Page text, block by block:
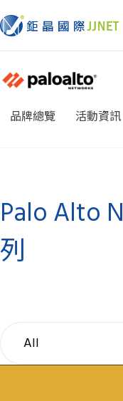
品牌總覽 活動資訊
Palo Alto
列
All